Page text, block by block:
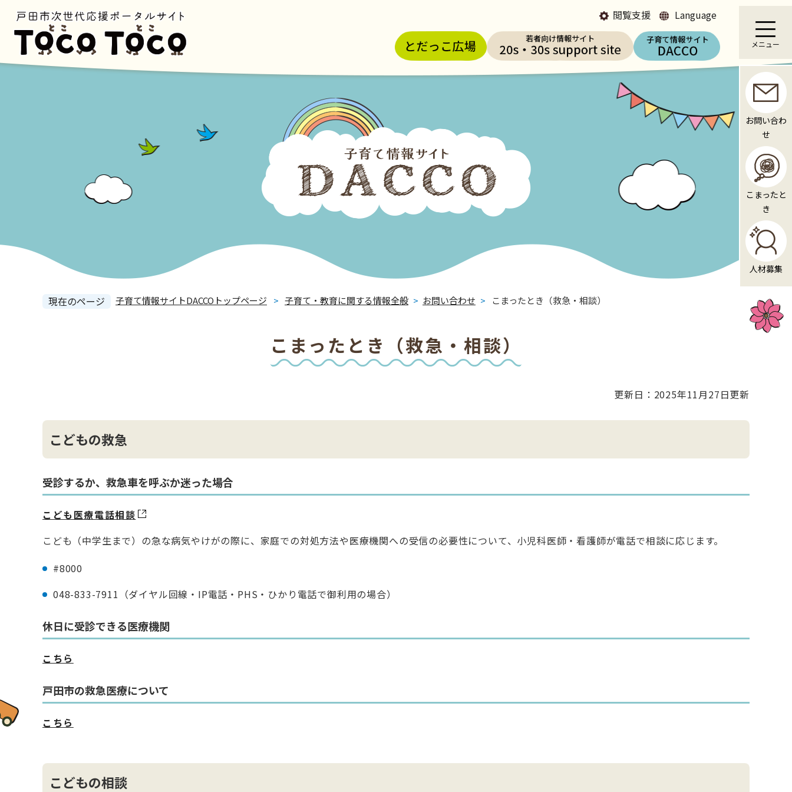
閲覧支援 Language
メニュー
お問い合わ
せ
こまったと
き
人材募集
現在のページ 子育て情報サイトDACCOトップページ > 子育て・教育に関する情報全般 > お問い合わせ > こまったとき（救急・相談）
こまったとき（救急・相談）
更新日：2025年11月27日更新
こどもの救急
受診するか、救急車を呼ぶか迷った場合
こども医療電話相談
こども（中学生まで）の急な病気やけがの際に、家庭での対処方法や医療機関への受信の必要性について、小児科医師・看護師が電話で相談に応じます。
#8000
048-833-7911（ダイヤル回線・IP電話・PHS・ひかり電話で御利用の場合）
休日に受診できる医療機関
こちら
戸田市の救急医療について
こちら
こどもの相談